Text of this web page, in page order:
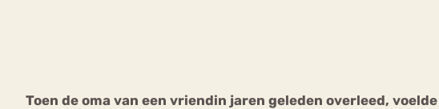
Toen de oma van een vriendin jaren geleden overleed,